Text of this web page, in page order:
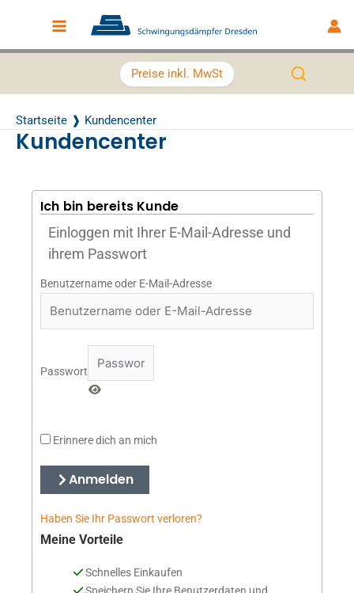
Main Menu
Preise inkl. MwSt
Startseite Kundencenter
Kundencenter
Ich bin bereits Kunde
Einloggen mit Ihrer E-Mail-Adresse und
ihrem Passwort
Benutzername oder E-Mail-Adresse
Passwort
Erinnere dich an mich
Anmelden
Haben Sie Ihr Passwort verloren?
Meine Vorteile
Schnelles Einkaufen